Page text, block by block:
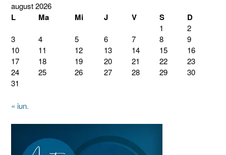
august 2026
L Ma Mi J V S D
1
2
3
4 5 6 7 8
9
10
11 12 13 14 15
16
17
18 19 20 21 22
23
24
25 26 27 28 29
30
31
« iun.